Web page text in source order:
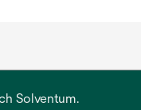
Solventum.